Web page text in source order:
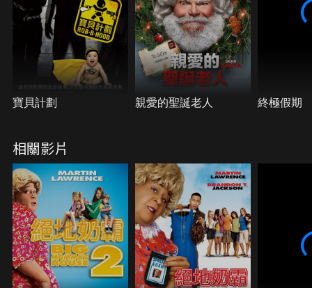
藏贓款的雪莉，更要命的是，真正的祖母登場了。
寶貝計劃 親愛的聖誕老人 終極假期
相關影片